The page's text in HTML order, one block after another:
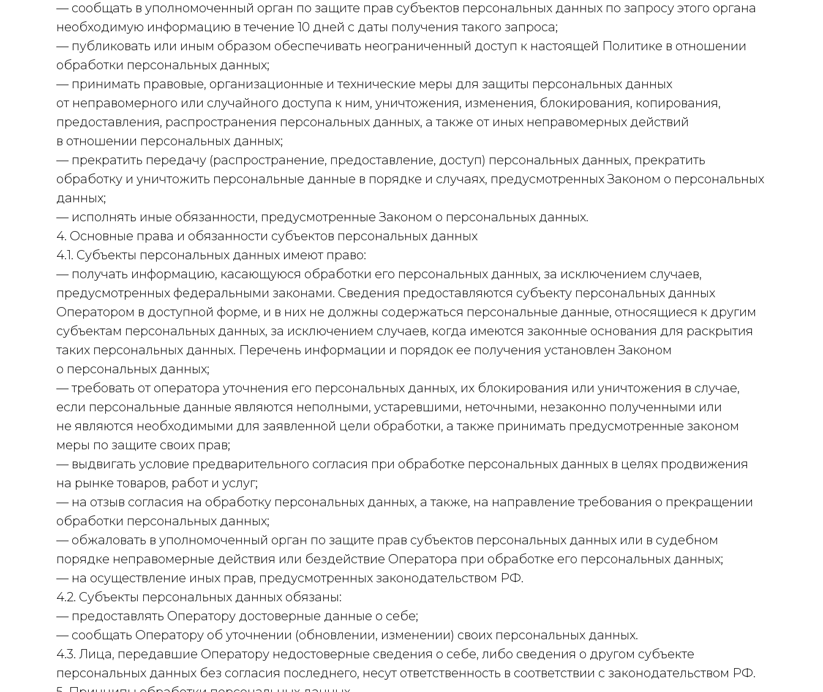
— сообщать в уполномоченный орган по защите прав субъектов персональных данных по запросу этого органа
необходимую информацию в течение 10 дней с даты получения такого запроса;
— публиковать или иным образом обеспечивать неограниченный доступ к настоящей Политике в отношении
обработки персональных данных;
— принимать правовые, организационные и технические меры для защиты персональных данных
от неправомерного или случайного доступа к ним, уничтожения, изменения, блокирования, копирования,
предоставления, распространения персональных данных, а также от иных неправомерных действий
в отношении персональных данных;
— прекратить передачу (распространение, предоставление, доступ) персональных данных, прекратить
обработку и уничтожить персональные данные в порядке и случаях, предусмотренных Законом о персональных
данных;
— исполнять иные обязанности, предусмотренные Законом о персональных данных.
4. Основные права и обязанности субъектов персональных данных
4.1. Субъекты персональных данных имеют право:
— получать информацию, касающуюся обработки его персональных данных, за исключением случаев,
предусмотренных федеральными законами. Сведения предоставляются субъекту персональных данных
Оператором в доступной форме, и в них не должны содержаться персональные данные, относящиеся к другим
субъектам персональных данных, за исключением случаев, когда имеются законные основания для раскрытия
таких персональных данных. Перечень информации и порядок ее получения установлен Законом
о персональных данных;
— требовать от оператора уточнения его персональных данных, их блокирования или уничтожения в случае,
если персональные данные являются неполными, устаревшими, неточными, незаконно полученными или
не являются необходимыми для заявленной цели обработки, а также принимать предусмотренные законом
меры по защите своих прав;
— выдвигать условие предварительного согласия при обработке персональных данных в целях продвижения
на рынке товаров, работ и услуг;
— на отзыв согласия на обработку персональных данных, а также, на направление требования о прекращении
обработки персональных данных;
— обжаловать в уполномоченный орган по защите прав субъектов персональных данных или в судебном
порядке неправомерные действия или бездействие Оператора при обработке его персональных данных;
— на осуществление иных прав, предусмотренных законодательством РФ.
4.2. Субъекты персональных данных обязаны:
— предоставлять Оператору достоверные данные о себе;
— сообщать Оператору об уточнении (обновлении, изменении) своих персональных данных.
4.3. Лица, передавшие Оператору недостоверные сведения о себе, либо сведения о другом субъекте
персональных данных без согласия последнего, несут ответственность в соответствии с законодательством РФ.